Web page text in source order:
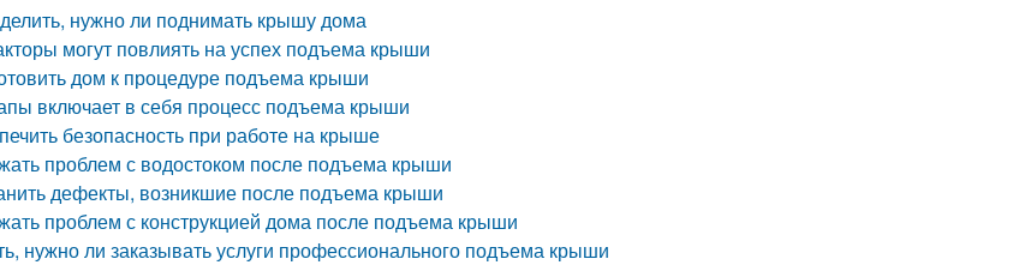
нужно ли поднимать крышу дома
могут повлиять на успех подъема крыши
дом к процедуре подъема крыши
включает в себя процесс подъема крыши
безопасность при работе на крыше
проблем с водостоком после подъема крыши
дефекты, возникшие после подъема крыши
проблем с конструкцией дома после подъема крыши
нужно ли заказывать услуги профессионального подъема крыши